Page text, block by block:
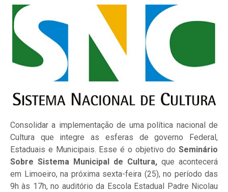
Consolidar a implementação de uma política nacional de
Cultura que integre as esferas de governo Federal,
Estaduais e Municipais. Esse é o objetivo do Seminário
Sobre Sistema Municipal de Cultura, que acontecerá
em Limoeiro, na próxima sexta-feira (25), no período das
9h às 17h, no auditório da Escola Estadual Padre Nicolau